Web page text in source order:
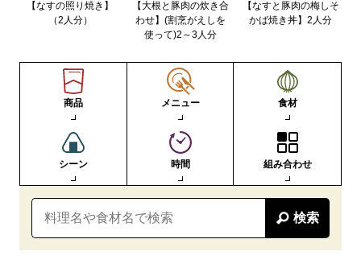
【なすの照り焼き】
（2人分）
【大根と豚肉の炊き合
わせ】(割烹がえしを
使って)2～3人分
【なすと豚肉の梅しそ
かば焼き丼】2人分
商品 メニュー 食材
シーン 時間 組み合わせ
検索